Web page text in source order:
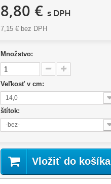
8,80 € s DPH
7,15 €bez DPH
Množstvo:
Veľkosť v cm:
14,0
štítok:
-bez-
Vložiť do košíka